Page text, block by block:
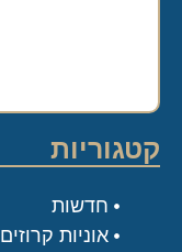
קטגוריות
חדשות
אוניות קרוזים